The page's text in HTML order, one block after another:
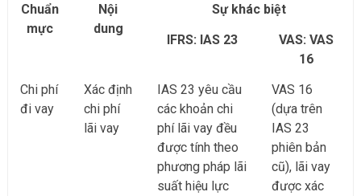
Chuẩn
mực
Nội
dung
Sự khác biệt
IFRS: IAS 23
VAS: VAS
16
Chi phí
đi vay
Xác định
chi phí
lãi vay
IAS 23 yêu cầu
các khoản chi
phí lãi vay đều
được tính theo
phương pháp lãi
suất hiệu lực
VAS 16
(dựa trên
IAS 23
phiên bản
cũ), lãi vay
được xác